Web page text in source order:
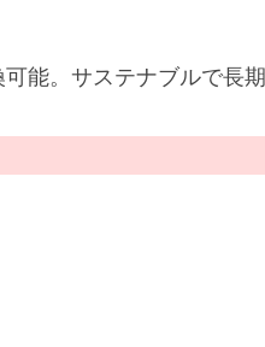
能。サステナブルで長